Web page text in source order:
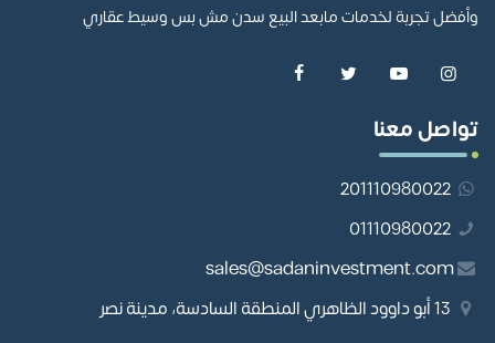
وأفضل تجربة لخدمات مابعد البيع سدن مش بس وسيط عقاري
تواصل معنا
201110980022
01110980022
sales@sadaninvestment.com